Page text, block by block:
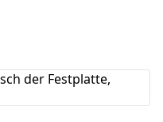
hinzufügen